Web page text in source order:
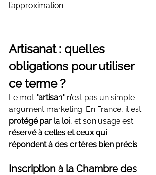
l’approximation.
Artisanat : quelles
obligations pour utiliser
ce terme ?
Le mot "artisan" n’est pas un simple
argument marketing. En France, il est
protégé par la loi, et son usage est
réservé à celles et ceux qui
répondent à des critères bien précis.
Inscription à la Chambre des